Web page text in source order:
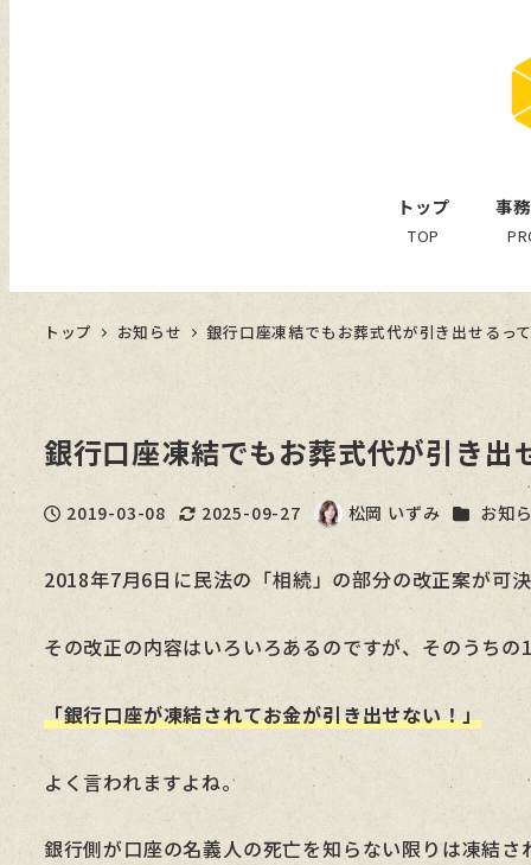
トップ
TOP
事
トップ お知らせ 銀行口座凍結でもお葬式代が引き出せるっ
銀行口座凍結でもお葬式代が引き出
投稿日
2019-03-08
更新日
2025-09-27
著
者
松岡 いずみ カテゴリ
お知
2018年7月6日に民法の「相続」の部分の改正案が可
その改正の内容はいろいろあるのですが、そのうちの
「銀行口座が凍結されてお金が引き出せない！」
よく言われますよね。
銀行側が口座の名義人の死亡を知らない限りは凍結